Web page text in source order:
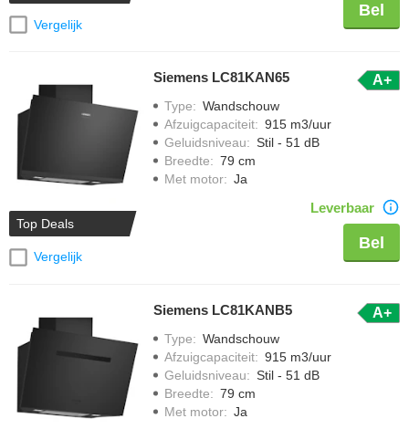
Vergelijk
Bel
Top Deals
Vergelijk
Siemens LC81KAN65 A+
Type: Wandschouw
Afzuigcapaciteit: 915 m3/uur
Geluidsniveau: Stil - 51 dB
Breedte: 79 cm
Met motor: Ja
Leverbaar
Bel
Siemens LC81KANB5 A+
Type: Wandschouw
Afzuigcapaciteit: 915 m3/uur
Geluidsniveau: Stil - 51 dB
Breedte: 79 cm
Met motor: Ja